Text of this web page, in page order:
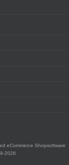
eCommerce Shopsoftware
2026